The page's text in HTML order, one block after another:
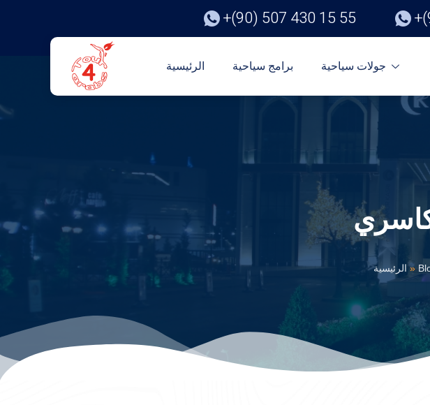
+(90) 507 430 15 55
الرئيسية برامج سياحية جولات سياحية
الرئيسية»